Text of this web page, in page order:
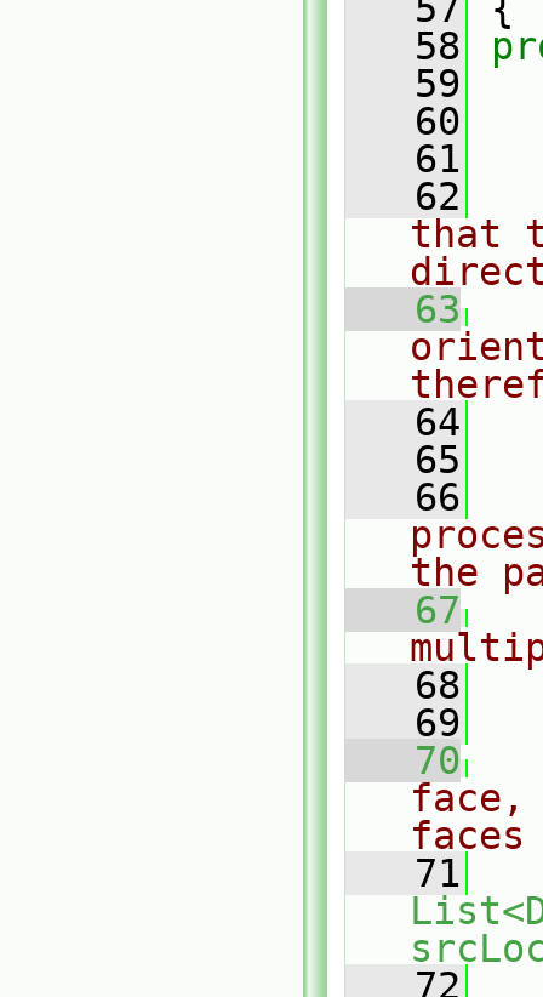
   58
   59
   60
   61
   62
that
   63
   64
   65
   66
the
   67
   68
   69
   70
face,
faces
   71
   72